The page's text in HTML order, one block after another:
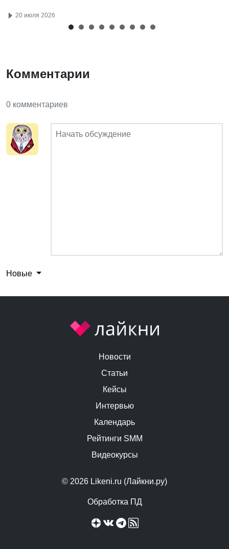
20 июля 2026
Комментарии
0 комментариев
Новые
© 2026 Likeni.ru (Лайкни.ру)
Обработка ПД
Новости
Статьи
Кейсы
Интервью
Календарь
Рейтинги SMM
Видеокурсы